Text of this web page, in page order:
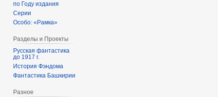
по Году издания
Серии
Особо: «Рамка»
Разделы и Проекты
Русская фантастика
до 1917 г.
История Фэндома
Фантастика Башкирии
Разное